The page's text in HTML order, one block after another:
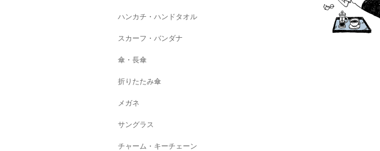
ハンカチ・ハンドタオル
スカーフ・バンダナ
傘・長傘
折りたたみ傘
メガネ
サングラス
チャーム・キーチェーン